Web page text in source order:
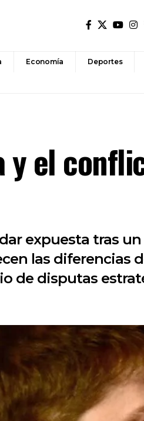
Economía Deportes
el
expuesta tras
las diferencias
de disputas